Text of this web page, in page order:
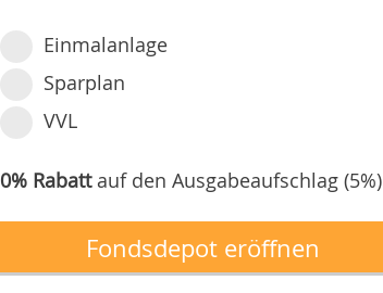
Einmalanlage
Sparplan
VVL
0% Rabattauf den Ausgabeaufschlag (5%)
Fondsdepot eröffnen